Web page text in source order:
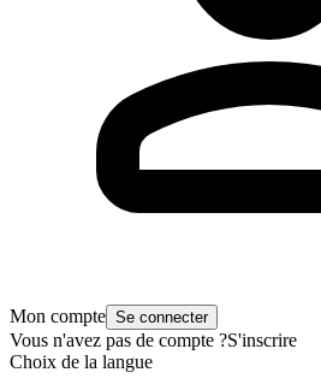
Mon compte Se connecter
Vous n'avez pas de compte ?S'inscrire
Choix de la langue